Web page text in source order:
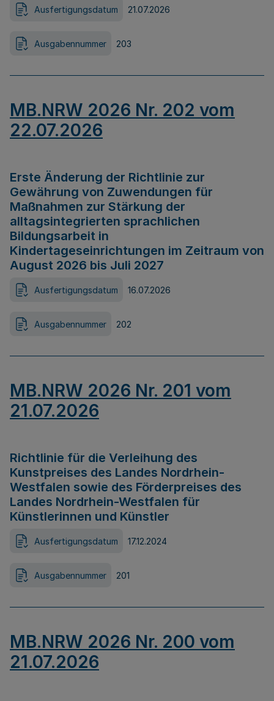
Ausfertigungsdatum 21.07.2026
Ausgabennummer 203
MB.NRW 2026 Nr. 202 vom
22.07.2026
Erste Änderung der Richtlinie zur
Gewährung von Zuwendungen für
Maßnahmen zur Stärkung der
alltagsintegrierten sprachlichen
Bildungsarbeit in
Kindertageseinrichtungen im Zeitraum von
August 2026 bis Juli 2027
Ausfertigungsdatum 16.07.2026
Ausgabennummer 202
MB.NRW 2026 Nr. 201 vom
21.07.2026
Richtlinie für die Verleihung des
Kunstpreises des Landes Nordrhein-
Westfalen sowie des Förderpreises des
Landes Nordrhein-Westfalen für
Künstlerinnen und Künstler
Ausfertigungsdatum 17.12.2024
Ausgabennummer 201
MB.NRW 2026 Nr. 200 vom
21.07.2026